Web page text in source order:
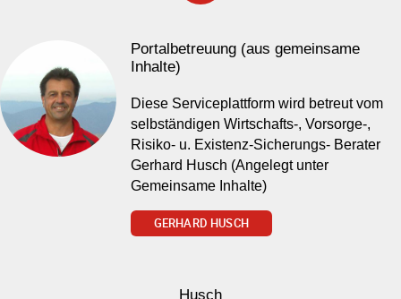
Portalbetreuung (aus gemeinsame
Inhalte)
Diese Serviceplattform wird betreut vom
selbständigen Wirtschafts-, Vorsorge-,
Risiko- u. Existenz-Sicherungs- Berater
Gerhard Husch (Angelegt unter
Gemeinsame Inhalte)
GERHARD HUSCH
Husch